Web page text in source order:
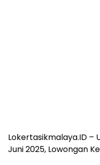
Lokertasikmalaya.ID –
Juni 2025, Lowongan